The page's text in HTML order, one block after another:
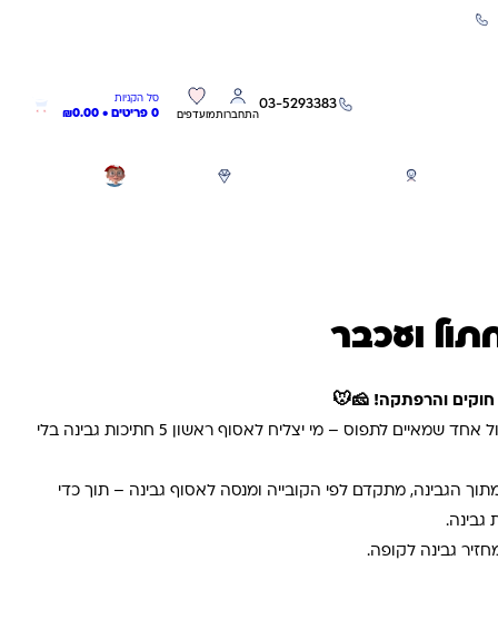
03-5293383
התחברותמועדפים
סל הקניות
0 פריטים • ₪0.00
ועכבר
והרפתקה! 🧀🐭
עכברים רעבים, גבינה ענקית וחתול אחד שמאיים לתפוס – מי יצליח לאסוף ראשון 5 חתיכות גבינה בלי
הגבינה, מתקדם לפי הקובייה ומנסה לאסוף גבינה – תוך כדי
גבינה לקופה.